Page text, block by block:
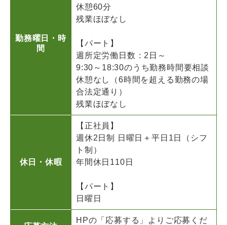
勤務曜日・時
間
休憩60分
残業ほぼなし
【パート】
週所定労働日数：2日～
9:30～18:30のうち勤務時間要相談
休憩なし（6時間を超える勤務の場
合法定通り）
残業ほぼなし
休日・休暇
【正社員】
週休2日制 日曜日＋平日1日（シフ
ト制）
年間休日110日
【パート】
日曜日
HPの「応募する」よりご応募くだ